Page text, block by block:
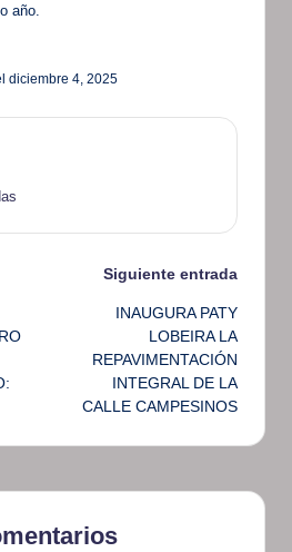
año.
diciembre 4, 2025
Siguiente entrada
INAUGURA PATY
LOBEIRA LA
REPAVIMENTACIÓN
INTEGRAL DE LA
CALLE CAMPESINOS